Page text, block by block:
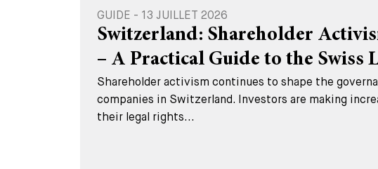
GUIDE - 13 JUILLET 2026
Switzerland: Shareholder
– A Practical Guide to the Swiss
Shareholder activism continues to shape the
companies in Switzerland. Investors are making
their legal rights...